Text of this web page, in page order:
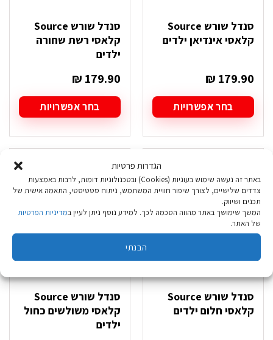
הגדרות פרטיות
באתר זה נעשה שימוש בעוגיות (Cookies) ובטכנולוגיות דומות, לרבות באמצעות
צדדים שלישיים, לצורך שיפור חוויית המשתמש, ניתוח סטטיסטי, התאמה אישית של
תכנים ושיווק.
המשך שימושך באתר מהווה הסכמה לכך. למידע נוסף ניתן לעיין במדיניות הפרטיות
של האתר.
הבנתי
סנדל שורש Source
קלאסי אינדיאן ילדים
₪ 179.90
בחר אפשרויות
זה
יש
ניתן
לבחור
את
האפשרויות
בעמוד
סנדל שורש Source
קלאסי רשת שחורה
ילדים
₪ 179.90
בחר אפשרויות
זה
יש
סוגים.
ניתן
לבחור
האפשרויות
סנדל שורש Source
קלאסי חלום ילדים
סנדל שורש Source
קלאסי משולשים כחול
ילדים